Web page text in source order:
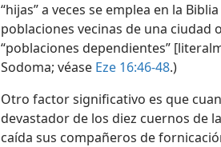
“hijas” a veces se emplea en la
poblaciones vecinas de una ciudad
“poblaciones dependientes”
Sodoma; véase Eze 16:46-48.)
Otro factor significativo es que
devastador de los diez cuernos de
caída sus compañeros de